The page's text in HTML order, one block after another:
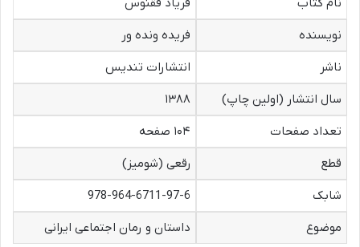
نویسنده
فریده ونده ور
ناشر
انتشارات تندیس
سال انتشار (اولین چاپ)
۱۳۸۸
تعداد صفحات
۱۰۴ صفحه
قطع
رقعی (شومیز)
شابک
978-964-6711-97-6
موضوع
داستان و رمان اجتماعی ایرانی